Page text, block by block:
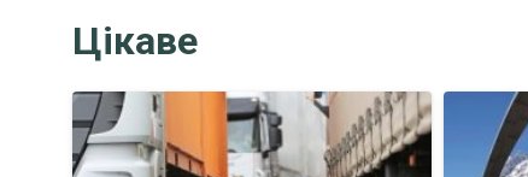
Цікаве